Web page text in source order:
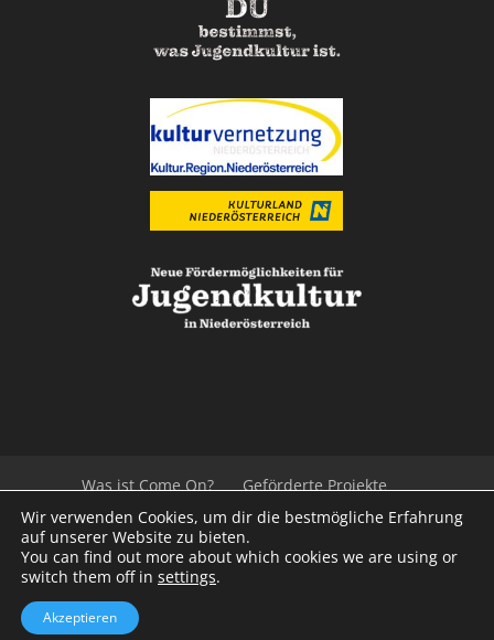
Was ist Come On?
Geförderte Projekte
Der Beirat
Impressum/Datenschutz
Links
Presse
© 2020Kulturvernetzung Niederösterreich
Wir verwenden Cookies, um dir die bestmögliche Erfahrung
auf unserer Website zu bieten.
You can find out more about which cookies we are using or
switch them off in settings.
Akzeptieren